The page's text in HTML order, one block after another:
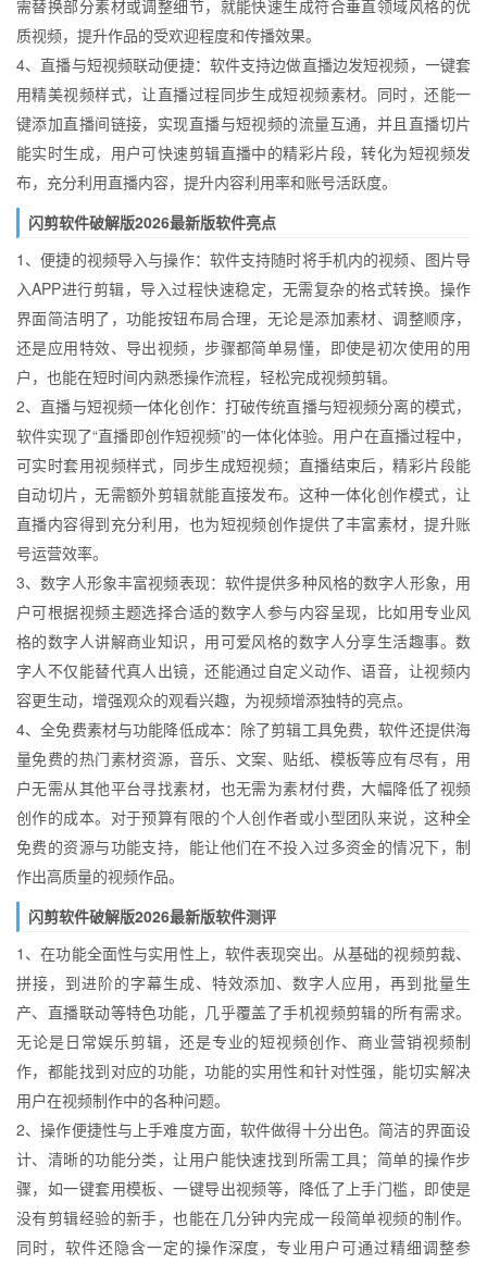
需替换部分素材或调整细节，就能快速生成符合垂直领域风格的优
质视频，提升作品的受欢迎程度和传播效果。
4、直播与短视频联动便捷：软件支持边做直播边发短视频，一键套
用精美视频样式，让直播过程同步生成短视频素材。同时，还能一
键添加直播间链接，实现直播与短视频的流量互通，并且直播切片
能实时生成，用户可快速剪辑直播中的精彩片段，转化为短视频发
布，充分利用直播内容，提升内容利用率和账号活跃度。
闪剪软件破解版2026最新版软件亮点
1、便捷的视频导入与操作：软件支持随时将手机内的视频、图片导
入APP进行剪辑，导入过程快速稳定，无需复杂的格式转换。操作
界面简洁明了，功能按钮布局合理，无论是添加素材、调整顺序，
还是应用特效、导出视频，步骤都简单易懂，即使是初次使用的用
户，也能在短时间内熟悉操作流程，轻松完成视频剪辑。
2、直播与短视频一体化创作：打破传统直播与短视频分离的模式，
软件实现了“直播即创作短视频”的一体化体验。用户在直播过程中，
可实时套用视频样式，同步生成短视频；直播结束后，精彩片段能
自动切片，无需额外剪辑就能直接发布。这种一体化创作模式，让
直播内容得到充分利用，也为短视频创作提供了丰富素材，提升账
号运营效率。
3、数字人形象丰富视频表现：软件提供多种风格的数字人形象，用
户可根据视频主题选择合适的数字人参与内容呈现，比如用专业风
格的数字人讲解商业知识，用可爱风格的数字人分享生活趣事。数
字人不仅能替代真人出镜，还能通过自定义动作、语音，让视频内
容更生动，增强观众的观看兴趣，为视频增添独特的亮点。
4、全免费素材与功能降低成本：除了剪辑工具免费，软件还提供海
量免费的热门素材资源，音乐、文案、贴纸、模板等应有尽有，用
户无需从其他平台寻找素材，也无需为素材付费，大幅降低了视频
创作的成本。对于预算有限的个人创作者或小型团队来说，这种全
免费的资源与功能支持，能让他们在不投入过多资金的情况下，制
作出高质量的视频作品。
闪剪软件破解版2026最新版软件测评
1、在功能全面性与实用性上，软件表现突出。从基础的视频剪裁、
拼接，到进阶的字幕生成、特效添加、数字人应用，再到批量生
产、直播联动等特色功能，几乎覆盖了手机视频剪辑的所有需求。
无论是日常娱乐剪辑，还是专业的短视频创作、商业营销视频制
作，都能找到对应的功能，功能的实用性和针对性强，能切实解决
用户在视频制作中的各种问题。
2、操作便捷性与上手难度方面，软件做得十分出色。简洁的界面设
计、清晰的功能分类，让用户能快速找到所需工具；简单的操作步
骤，如一键套用模板、一键导出视频等，降低了上手门槛，即使是
没有剪辑经验的新手，也能在几分钟内完成一段简单视频的制作。
同时，软件还隐含一定的操作深度，专业用户可通过精细调整参